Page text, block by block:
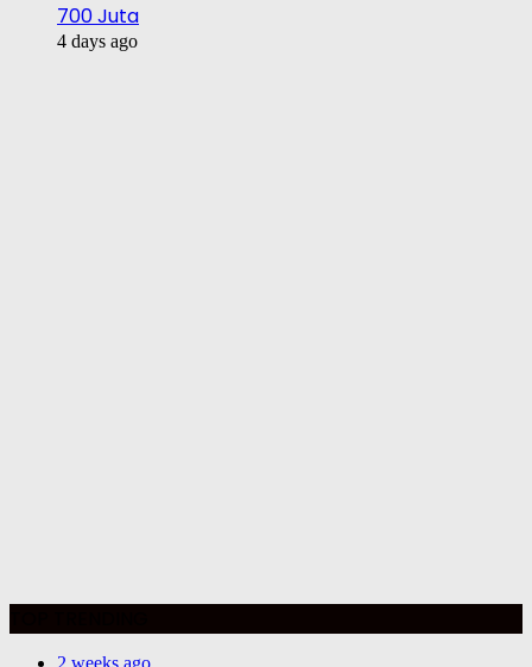
700 Juta
4 days ago
2 weeks ago